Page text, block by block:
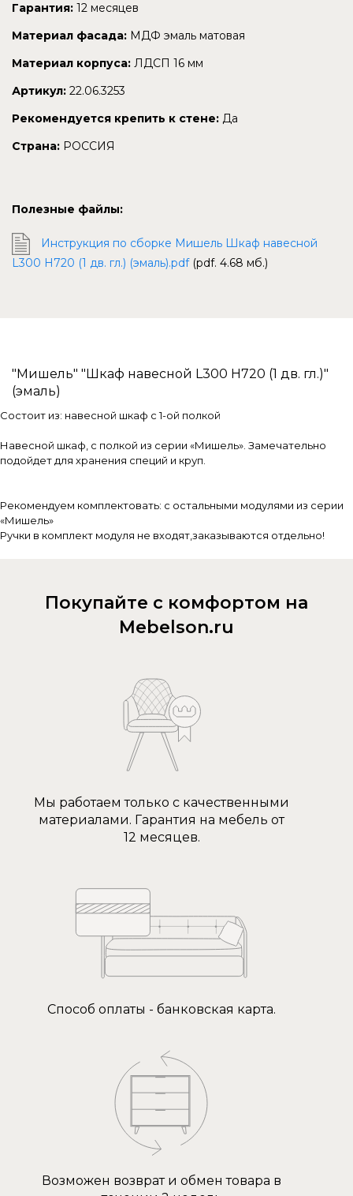
"Мишель" "Шкаф навесной L300 H720 (1 дв. гл.)"
(эмаль)
Гарантия: 12 месяцев
Материал фасада: МДФ эмаль матовая
Материал корпуса: ЛДСП 16 мм
Артикул: 22.06.3253
Рекомендуется крепить к стене: Да
Страна: РОССИЯ
Полезные файлы:
Инструкция по сборке Мишель Шкаф навесной
L300 Н720 (1 дв. гл.) (эмаль).pdf (pdf. 4.68 мб.)
Состоит из: навесной шкаф с 1-ой полкой
Навесной шкаф, с полкой из серии «Мишель». Замечательно
подойдет для хранения специй и круп.
Рекомендуем комплектовать: с остальными модулями из серии
«Мишель»
Ручки в комплект модуля не входят,заказываются отдельно!
Покупайте с комфортом на
Mebelson.ru
Мы работаем только с качественными
материалами. Гарантия на мебель от
12 месяцев.
Способ оплаты - банковская карта.
Возможен возврат и обмен товара в